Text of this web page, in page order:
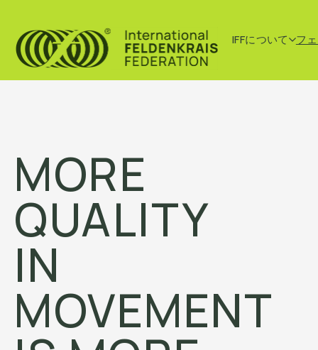
IFFについて フ
MORE
QUALITY
IN
MOVEMENT